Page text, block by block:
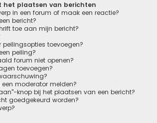
het plaatsen van berichten
in een forum of maak een reactie?
bericht?
toe aan mijn bericht?
toevoegen?
peiling?
forum niet openen?
toevoegen?
moderator melden?
knop bij het plaatsen van een bericht?
goedgekeurd worden?